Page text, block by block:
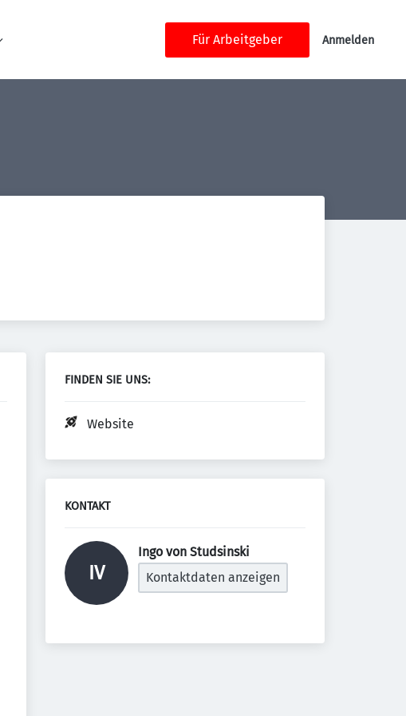
Für Arbeitgeber Anmelden
FINDEN SIE UNS:
Website
KONTAKT
IV
Ingo von Studsinski
Kontaktdaten anzeigen